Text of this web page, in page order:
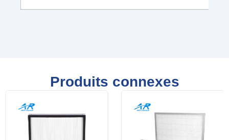
Produits connexes